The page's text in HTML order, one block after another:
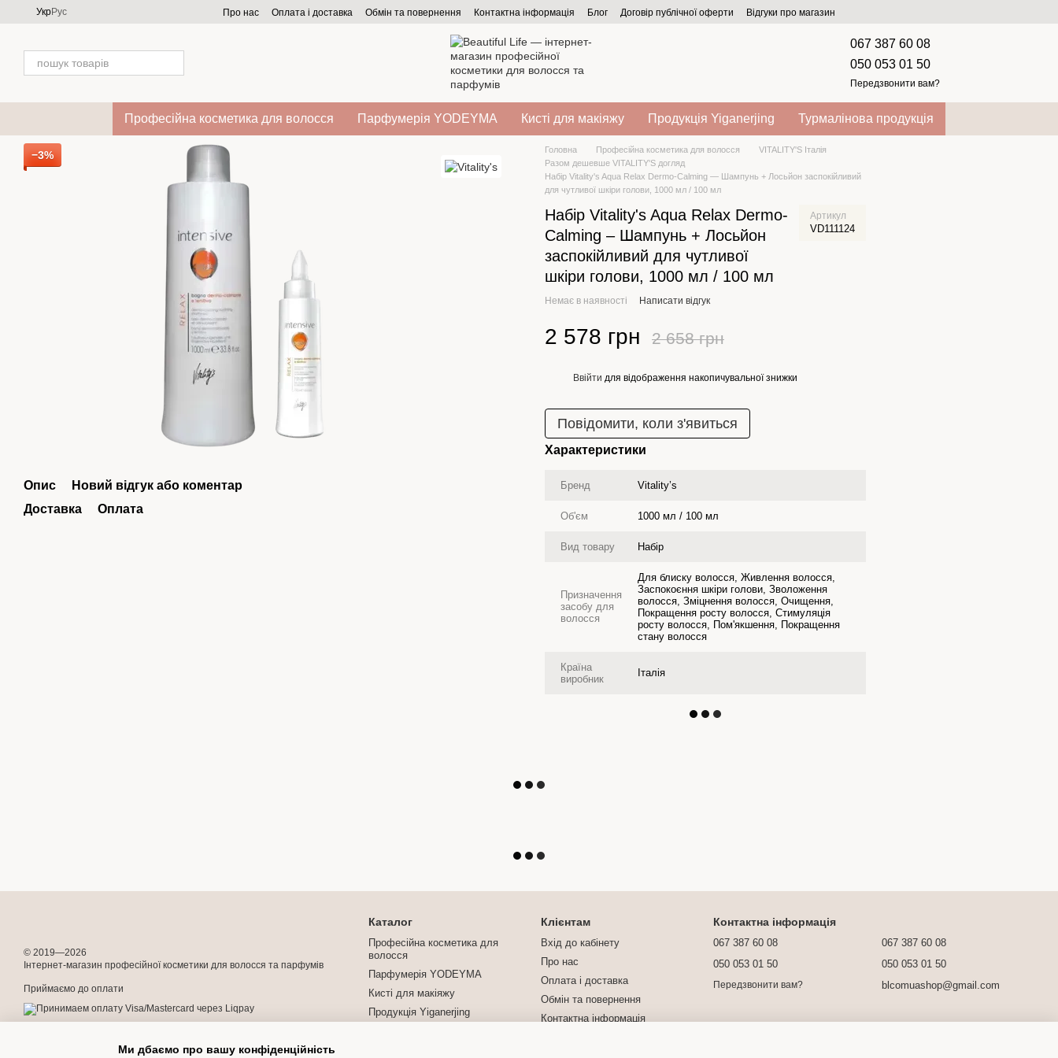
Перейти до основного контенту
УкрРус Про нас Оплата і доставка Обмін та повернення Контактна інформація Блог Договір публічної оферти Відгуки про магазин
067 387 60 08
050 053 01 50
Передзвонити вам?
Професійна косметика для волосся Парфумерія YODEYMA Кисті для макіяжу Продукція Yiganerjing Турмалінова продукція
−3%
Опис
Новий відгук або коментар
Доставка
Оплата
Головна Професійна косметика для волосся
VITALITY'S Італія
Разом дешевше VITALITY'S догляд
Набір Vitality's Aqua Relax Dermo-Calming — Шампунь + Лосьйон заспокійливий
для чутливої шкіри голови, 1000 мл / 100 мл
Набір Vitality's Aqua Relax Dermo-
Calming – Шампунь + Лосьйон
заспокійливий для чутливої
шкіри голови, 1000 мл / 100 мл
Артикул
VD111124
Немає в наявності Написати відгук
2 578 грн 2 658 грн
Ввійти для відображення накопичувальної знижки
Повідомити, коли з'явиться
Характеристики
Бренд Vitality’s
Об'єм 1000 мл / 100 мл
Вид товару Набір
Призначення
засобу для
волосся
Для блиску волосся, Живлення волосся,
Заспокоєння шкіри голови, Зволоження
волосся, Зміцнення волосся, Очищення,
Покращення росту волосся, Стимуляція
росту волосся, Пом'якшення, Покращення
стану волосся
Країна
виробник
Італія
© 2019—2026
Інтернет-магазин професійної косметики для волосся та парфумів
Приймаємо до оплати
Каталог
Професійна косметика для
волосся
Парфумерія YODEYMA
Кисті для макіяжу
Продукція Yiganerjing
Клієнтам
Вхід до кабінету
Про нас
Оплата і доставка
Обмін та повернення
Контактна інформація
Контактна інформація
067 387 60 08
050 053 01 50
Передзвонити вам?
067 387 60 08
050 053 01 50
blcomuashop@gmail.com
Ми дбаємо про вашу конфіденційність